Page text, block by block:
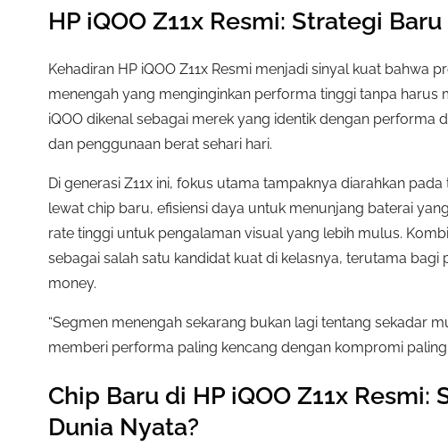
HP iQOO Z11x Resmi: Strategi
Kehadiran HP iQOO Z11x Resmi menjadi sinyal kuat bahwa
menengah yang menginginkan performa tinggi tanpa harus
iQOO dikenal sebagai merek yang identik dengan performa
dan penggunaan berat sehari hari.
Di generasi Z11x ini, fokus utama tampaknya diarahkan
lewat chip baru, efisiensi daya untuk menunjang baterai
rate tinggi untuk pengalaman visual yang lebih mulus.
sebagai salah satu kandidat kuat di kelasnya, terutama
money.
“Segmen menengah sekarang bukan lagi tentang sekadar
memberi performa paling kencang dengan kompromi paling
Chip Baru di HP iQOO Z11x Resmi:
Dunia Nyata?